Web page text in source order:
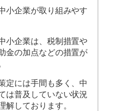
小企業が取り組みやす
小企業は、税制措置や
金の加点などの措置が
定には手間も多く、中
は普及していない状況
解しております。